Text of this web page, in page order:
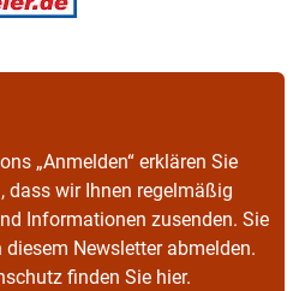
„Anmelden“ erklären Sie
dass wir Ihnen regelmäßig
Informationen zusenden. Sie
Newsletter abmelden.
finden Sie hier.